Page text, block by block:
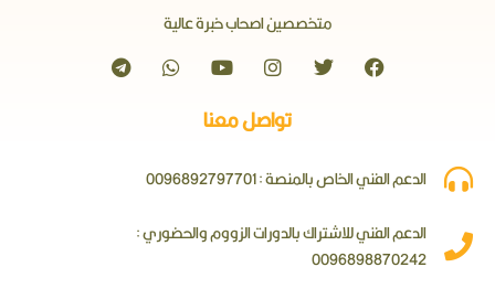
متخصصين اصحاب خبرة عالية
تواصل معنا
الدعم الفني الخاص بالمنصة : 0096892797701
الدعم الفني للاشتراك بالدورات الزووم والحضوري :
0096898870242